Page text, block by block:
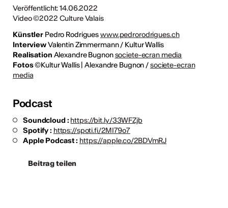
Veröffentlicht: 14.06.2022
Video ©2022 Culture Valais
Künstler Pedro Rodrigueswww.pedrorodrigues.ch
InterviewValentin Zimmermann / Kultur Wallis
Realisation Alexandre Bugnonsociete-ecran media
Fotos©Kultur Wallis | Alexandre Bugnon /societe-ecran
media
Podcast
Soundcloud : https://bit.ly/33WFZjb
Spotify : https://spoti.fi/2MI79o7
Apple Podcast : https://apple.co/2BDVmRJ
Beitrag teilen